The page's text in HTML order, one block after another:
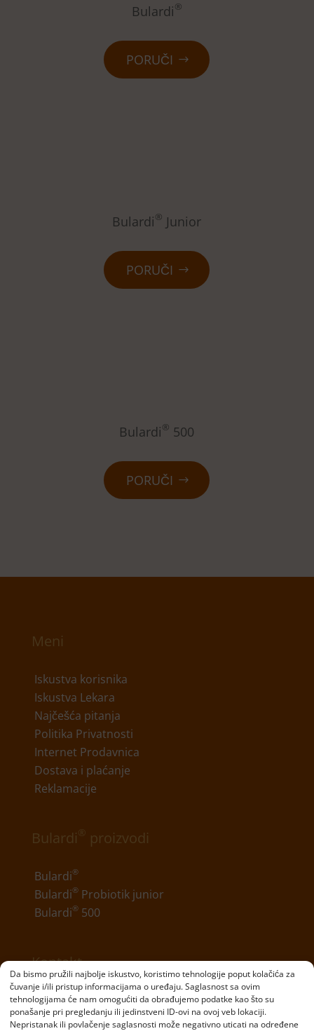
Da bismo pružili najbolje iskustvo, koristimo tehnologije poput kolačića za
čuvanje i/ili pristup informacijama o uređaju. Saglasnost sa ovim
tehnologijama će nam omogućiti da obrađujemo podatke kao što su
ponašanje pri pregledanju ili jedinstveni ID-ovi na ovoj veb lokaciji.
Nepristanak ili povlačenje saglasnosti može negativno uticati na određene
Bulardi®
PORUČI
Bulardi® Junior
PORUČI
Bulardi® 500
PORUČI
Meni
Iskustva korisnika
Iskustva Lekara
Najčešća pitanja
Politika Privatnosti
Internet Prodavnica
Dostava i plaćanje
Reklamacije
Bulardi ® proizvodi
Bulardi®
Bulardi®Probiotik junior
Bulardi®500
Kontakt
Telefon: +381 11 20 70 807
Email:kontakt@bulardi.com